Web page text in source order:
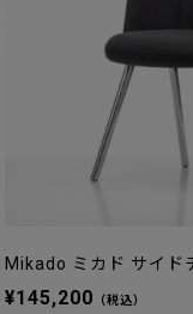
Mikado ミカド サイド
¥145,200 （税込）